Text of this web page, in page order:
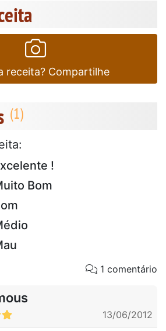
receita? Compartilhe
!
Bom
1 comentário
13/06/2012